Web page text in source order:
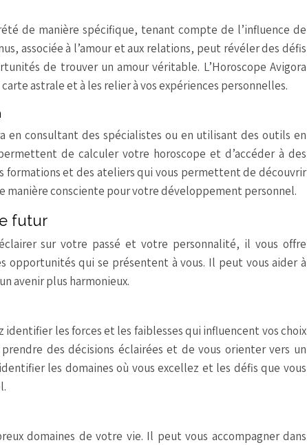
de manière spécifique, tenant compte de l’influence de
associée à l’amour et aux relations, peut révéler des défis
de trouver un amour véritable. L’Horoscope Avigora
astrale et à les relier à vos expériences personnelles.
en consultant des spécialistes ou en utilisant des outils en
de calculer votre horoscope et d’accéder à des
et des ateliers qui vous permettent de découvrir
manière consciente pour votre développement personnel.
futur
sur votre passé et votre personnalité, il vous offre
qui se présentent à vous. Il peut vous aider à
avenir plus harmonieux.
les forces et les faiblesses qui influencent vos choix
des décisions éclairées et de vous orienter vers un
les domaines où vous excellez et les défis que vous
domaines de votre vie. Il peut vous accompagner dans